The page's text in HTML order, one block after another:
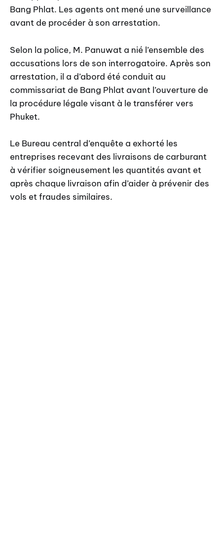
Bang Phlat. Les agents ont mené une surveillance
avant de procéder à son arrestation.
Selon la police, M. Panuwat a nié l’ensemble des
accusations lors de son interrogatoire. Après son
arrestation, il a d’abord été conduit au
commissariat de Bang Phlat avant l’ouverture de
la procédure légale visant à le transférer vers
Phuket.
Le Bureau central d’enquête a exhorté les
entreprises recevant des livraisons de carburant
à vérifier soigneusement les quantités avant et
après chaque livraison afin d’aider à prévenir des
vols et fraudes similaires.